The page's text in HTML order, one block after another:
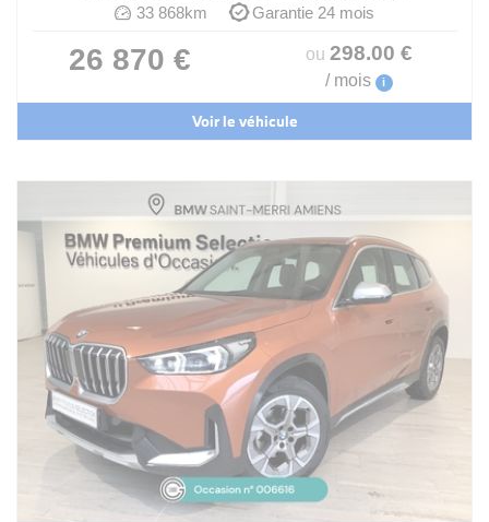
33 868km
Garantie 24 mois
26 870 € ou 298.00 €
/ mois i
Voir le véhicule